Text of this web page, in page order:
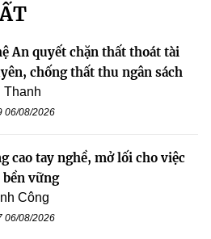
An quyết chặn thất thoát tài
chống thất thu ngân sách
Thanh
06/08/2026
cao tay nghề, mở lối cho việc
bền vững
Công
06/08/2026